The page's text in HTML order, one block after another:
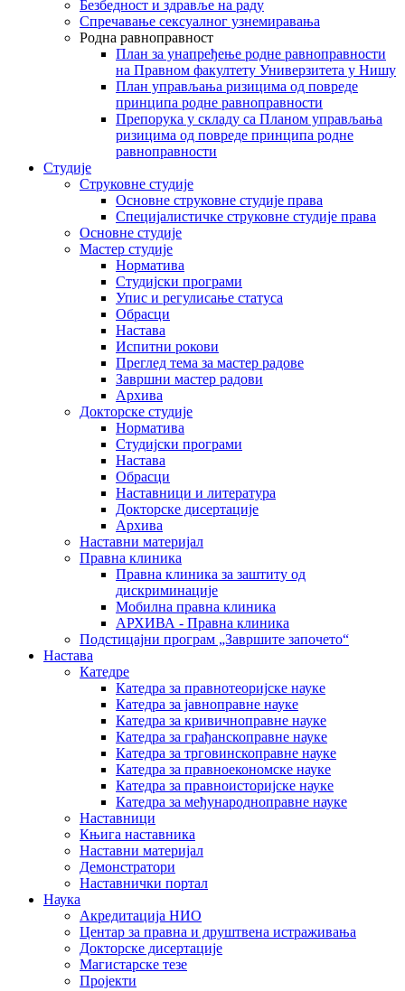
Безбедност и здравље на раду
Спречавање сексуалног узнемиравања
Родна равноправност
План за унапређење родне равноправности
на Правном факултету Универзитета у Нишу
План управљања ризицима од повреде
принципа родне равноправности
Препорука у складу са Планом управљања
ризицима од повреде принципа родне
равноправности
Студије
Струковне студије
Основне струковне студије права
Специјалистичке струковне студије права
Основне студије
Мастер студије
Норматива
Студијски програми
Упис и регулисање статуса
Обрасци
Настава
Испитни рокови
Преглед тема за мастер радове
Завршни мастер радови
Архива
Докторске студије
Норматива
Студијски програми
Настава
Обрасци
Наставници и литература
Докторске дисертације
Архива
Наставни материјал
Правна клиника
Правна клиника за заштиту од
дискриминације
Мобилна правна клиника
АРХИВА - Правна клиника
Подстицајни програм „Завршите започето“
Настава
Катедре
Катедра за правнотеоријске науке
Катедра за јавноправне науке
Катедра за кривичноправне науке
Катедра за грађанскоправне науке
Катедра за трговинскоправне науке
Катедра за правноекономске науке
Катедра за правноисторијске науке
Катедра за међународноправне науке
Наставници
Књига наставника
Наставни материјал
Демонстратори
Наставнички портал
Наука
Акредитација НИО
Центар за правна и друштвена истраживања
Докторске дисертације
Магистарске тезе
Пројекти